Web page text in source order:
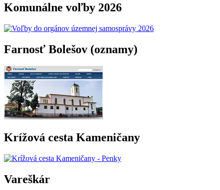
Komunálne voľby 2026
Farnosť Bolešov (oznamy)
Krížová cesta Kameničany
Vareškár